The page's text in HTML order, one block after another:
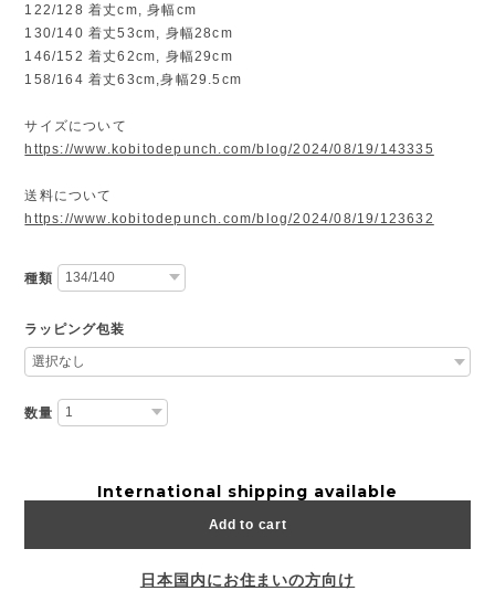
122/128 着丈cm, 身幅cm
130/140 着丈53cm, 身幅28cm
146/152 着丈62cm, 身幅29cm
158/164 着丈63cm,身幅29.5cm
サイズについて
https://www.kobitodepunch.com/blog/2024/08/19/143335
送料について
https://www.kobitodepunch.com/blog/2024/08/19/123632
種類
ラッピング包装
数量
International shipping available
Add to cart
日本国内にお住まいの方向け